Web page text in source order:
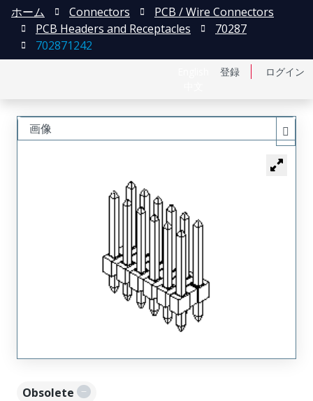
登録 ログイン
ホーム Connectors
PCB / Wire Connectors
PCB Headers and Receptacles
70287
702871242
Obsolete
画像